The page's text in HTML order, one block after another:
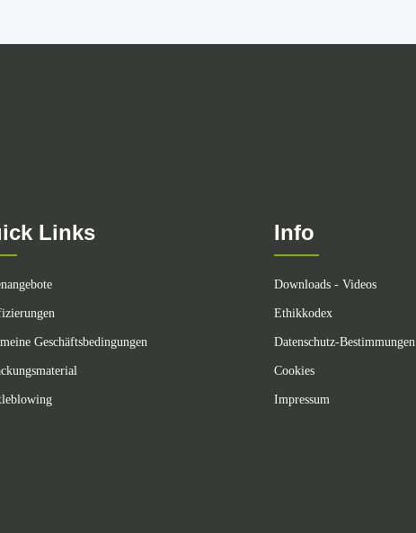
Links
Geschäftsbedingungen
Info
Downloads - Videos
Ethikkodex
Datenschutz-Bestimmungen
Cookies
Impressum